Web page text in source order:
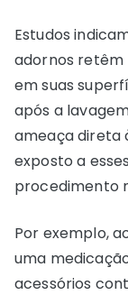
Estudos
adornos retêm
em suas
após a
ameaça direta
exposto a
procedimento
Por exemplo,
uma
acessórios